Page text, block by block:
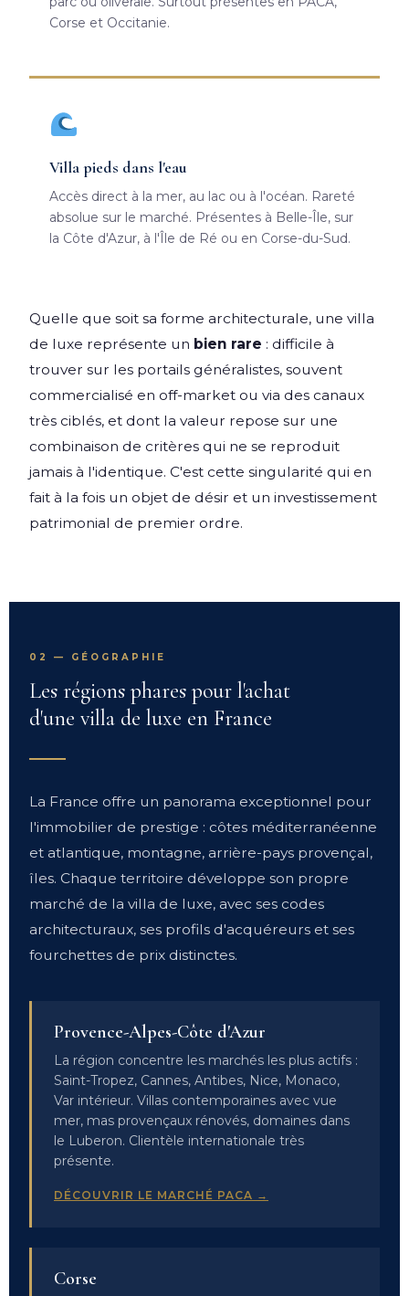
Corse et Occitanie.
Villa pieds dans l'eau
Accès direct à la mer, au lac ou à l'océan. Rareté
absolue sur le marché. Présentes à Belle-Île, sur
la Côte d'Azur, à l'Île de Ré ou en Corse-du-Sud.
Quelle que soit sa forme architecturale, une villa
de luxe représente un bien rare : difficile à
trouver sur les portails généralistes, souvent
commercialisé en off-market ou via des canaux
très ciblés, et dont la valeur repose sur une
combinaison de critères qui ne se reproduit
jamais à l'identique. C'est cette singularité qui en
fait à la fois un objet de désir et un investissement
patrimonial de premier ordre.
02 — GÉOGRAPHIE
Les régions phares pour l'achat
d'une villa de luxe en France
La France offre un panorama exceptionnel pour
l'immobilier de prestige : côtes méditerranéenne
et atlantique, montagne, arrière-pays provençal,
îles. Chaque territoire développe son propre
marché de la villa de luxe, avec ses codes
architecturaux, ses profils d'acquéreurs et ses
fourchettes de prix distinctes.
Provence-Alpes-Côte d'Azur
La région concentre les marchés les plus actifs :
Saint-Tropez, Cannes, Antibes, Nice, Monaco,
Var intérieur. Villas contemporaines avec vue
mer, mas provençaux rénovés, domaines dans
le Luberon. Clientèle internationale très
présente.
DÉCOUVRIR LE MARCHÉ PACA →
Corse